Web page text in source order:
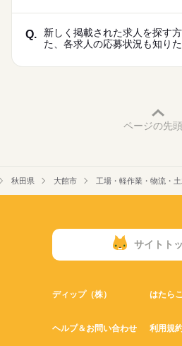
Q.
新しく掲載された求人を探す
た、各求人の応募状況も知りた
ページの先
秋田県 大館市 工場・軽作業・物流・
サイトト
ディップ（株） はたら
ヘルプ＆お問い合わせ 利用規